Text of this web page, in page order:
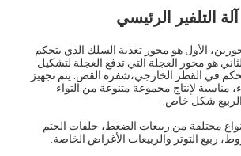
آلة التلفير الرئيسي
الأول هو محور تغذية السلك الذي يتحكم
هو محور العجلة التي تدفع العجلة لتشكيل
في القطر الخارجي،شفرة القص. يتم تجهيز
مناسبة لإنتاج مجموعة متنوعة من التواء
شكل خاص.
مختلفة من ربيعات الضغط، حلقات الختم
ربيع التوتر والربيعات الأغراض الخاصة.